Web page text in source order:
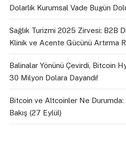
Dolarlık Kurumsal Vade Bugün
Sağlık Turizmi 2025 Zirvesi: B2B
Klinik ve Acente Gücünü Artırma
Balinalar Yönünü Çevirdi, Bitcoin
30 Milyon Dolara Dayandı!
Bitcoin ve Altcoinler Ne Durumda:
Bakış (27 Eylül)